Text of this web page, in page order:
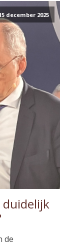
december 2025
duidelijk
de